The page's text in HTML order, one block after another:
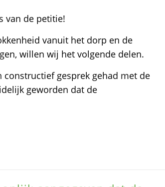
van de petitie!
vanuit het dorp en de
willen wij het volgende delen.
gesprek gehad met de
geworden dat de